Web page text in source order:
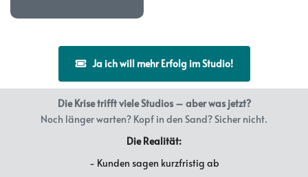
Ja ich will mehr Erfolg im Studio!
Die Krise trifft viele Studios – aber was jetzt?
Noch länger warten? Kopf in den Sand? Sicher nicht.
Die Realität:
- Kunden sagen kurzfristig ab